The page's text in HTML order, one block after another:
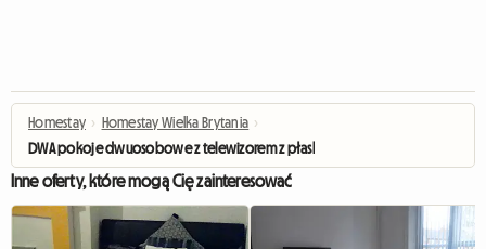
Homestay › Homestay Wielka Brytania ›
DWA pokoje dwuosobowe z telewizorem z płaskim ekranem
Inne oferty, które mogą Cię zainteresować